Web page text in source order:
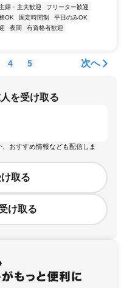
主婦・主夫歓迎
フリーター歓迎
OK 固定時間制
平日のみOK
夜間
有資格者歓迎
4 5 次へ
を受け取る
、おすすめ情報なども配信しま
取る
け取る